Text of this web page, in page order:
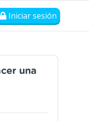
Iniciar sesión
una